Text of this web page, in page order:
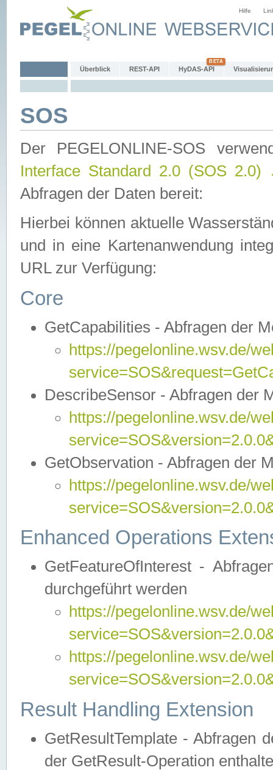
Hilfe
Überblick REST-API HyDAS-API
SOS
Der PEGELONLINE-SOS
Interface Standard 2.0 (SOS 2.0)
Abfragen der Daten bereit:
Hierbei können aktuelle
und in eine Kartenanwendung
URL zur Verfügung:
Core
GetCapabilities - Abfragen der
https://pegelonline.wsv.de/
DescribeSensor - Abfragen der
https://pegelonline.wsv.de/
GetObservation - Abfragen der
https://pegelonline.wsv.de/
Enhanced Operations
GetFeatureOfInterest -
durchgeführt werden
https://pegelonline.wsv.de/
https://pegelonline.wsv.de/
Result Handling Extension
GetResultTemplate - Abfragen
der GetResult-Operation